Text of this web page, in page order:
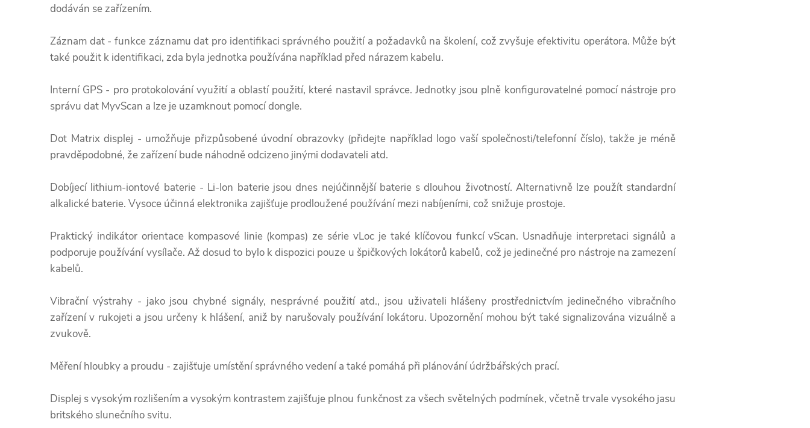
dodáván se zařízením.
Záznam dat - funkce záznamu dat pro identifikaci správného použití a požadavků na školení, což zvyšuje efektivitu operátora. Může být
také použit k identifikaci, zda byla jednotka používána například před nárazem kabelu.
Interní GPS - pro protokolování využití a oblastí použití, které nastavil správce. Jednotky jsou plně konfigurovatelné pomocí nástroje pro
správu dat MyvScan a lze je uzamknout pomocí dongle.
Dot Matrix displej - umožňuje přizpůsobené úvodní obrazovky (přidejte například logo vaší společnosti/telefonní číslo), takže je méně
pravděpodobné, že zařízení bude náhodně odcizeno jinými dodavateli atd.
Dobíjecí lithium-iontové baterie - Li-Ion baterie jsou dnes nejúčinnější baterie s dlouhou životností. Alternativně lze použít standardní
alkalické baterie. Vysoce účinná elektronika zajišťuje prodloužené používání mezi nabíjeními, což snižuje prostoje.
Praktický indikátor orientace kompasové linie (kompas) ze série vLoc je také klíčovou funkcí vScan. Usnadňuje interpretaci signálů a
podporuje používání vysílače. Až dosud to bylo k dispozici pouze u špičkových lokátorů kabelů, což je jedinečné pro nástroje na zamezení
kabelů.
Vibrační výstrahy - jako jsou chybné signály, nesprávné použití atd., jsou uživateli hlášeny prostřednictvím jedinečného vibračního
zařízení v rukojeti a jsou určeny k hlášení, aniž by narušovaly používání lokátoru. Upozornění mohou být také signalizována vizuálně a
zvukově.
Měření hloubky a proudu - zajišťuje umístění správného vedení a také pomáhá při plánování údržbářských prací.
Displej s vysokým rozlišením a vysokým kontrastem zajišťuje plnou funkčnost za všech světelných podmínek, včetně trvale vysokého jasu
britského slunečního svitu.